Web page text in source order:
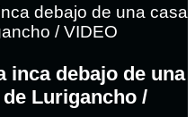
inca debajo de una
Lurigancho /